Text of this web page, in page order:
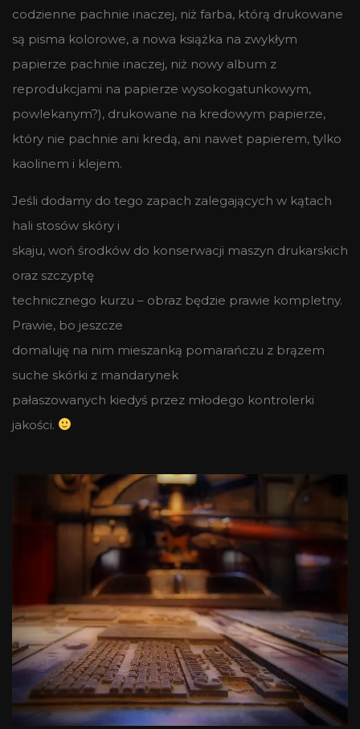
codzienne pachnie inaczej, niż farba, którą drukowane
są pisma kolorowe, a nowa książka na zwykłym
papierze pachnie inaczej, niż nowy album z
reprodukcjami na papierze wysokogatunkowym,
powlekanym?), drukowane na kredowym papierze,
który nie pachnie ani kredą, ani nawet papierem, tylko
kaolinem i klejem.
Jeśli dodamy do tego zapach zalegających w kątach
hali stosów skóry i
skaju, woń środków do konserwacji maszyn drukarskich
oraz szczyptę
technicznego kurzu – obraz będzie prawie kompletny.
Prawie, bo jeszcze
domaluję na nim mieszanką pomarańczu z brązem
suche skórki z mandarynek
pałaszowanych kiedyś przez młodego kontrolerki
jakości.